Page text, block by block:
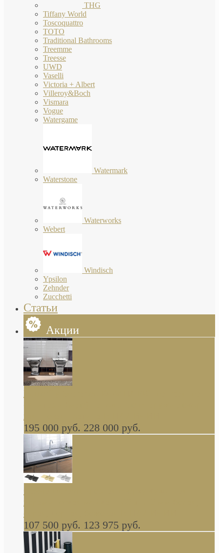
THG
Tiffany World
Toscoquattro
TOTO
Traditional Bathrooms
Treemme
Treesse
UWD
Vaselli
Victoria + Albert
Villeroy&Boch
Vismara
Vogue
Watergame
Watermark
Waterstone
Waterworks
Webert
Windisch
Ypsilon
Zehnder
Zucchetti
Статьи
Акции
Butterfly Scarabeo КОМПЛЕКТ санфаянса
глянцевая платина В НАЛИЧИИ
195 000 руб. 228 000 руб.
керамическая мойка 1160 x 510 мм белая,
серая, черная, бежевая В НАЛИЧИИ
107 500 руб. 123 975 руб.